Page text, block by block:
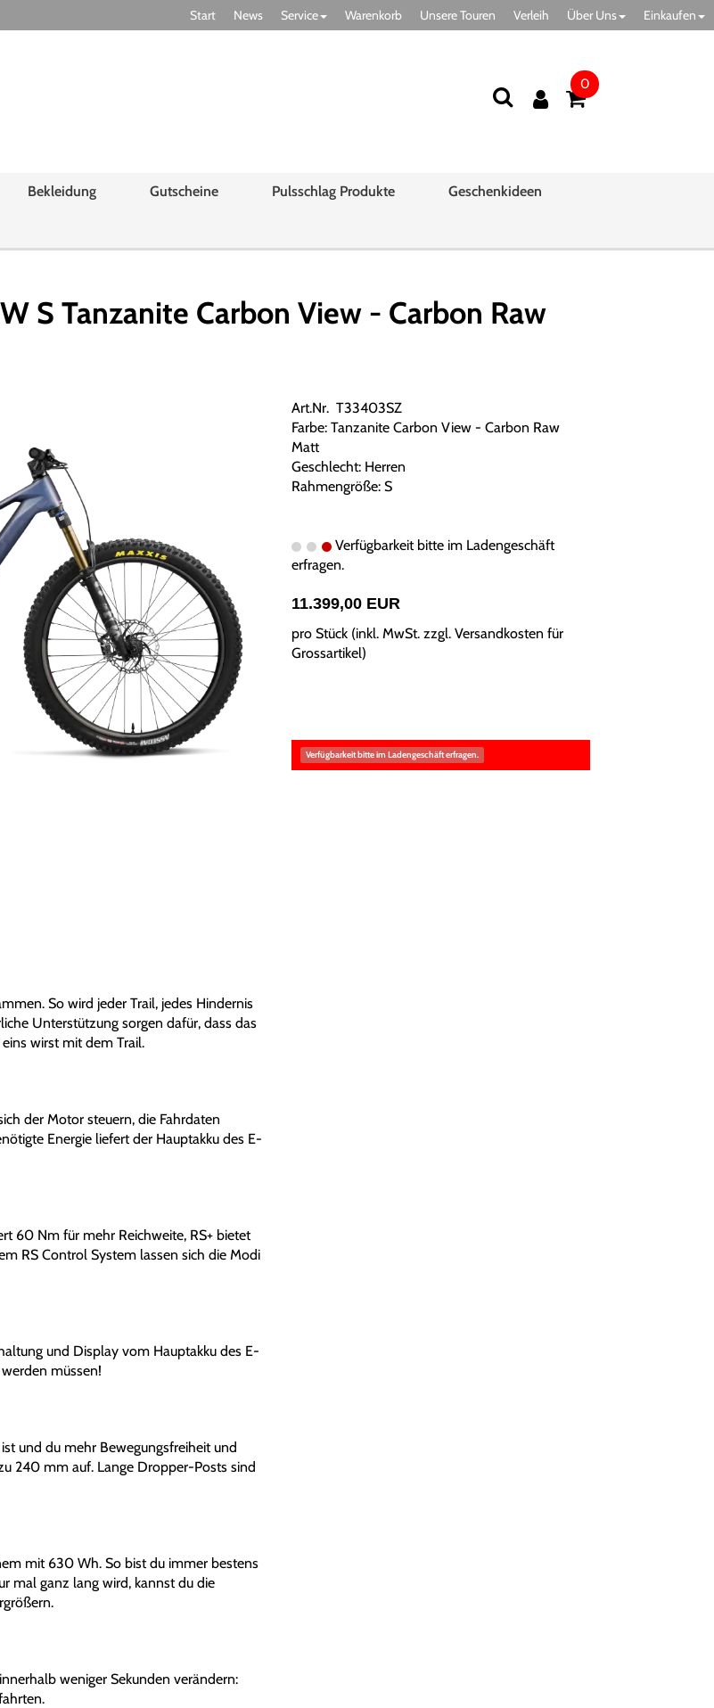
Start News Service Warenkorb Unsere Touren Verleih Über Uns Einkaufen
0
Bekleidung Gutscheine Pulsschlag Produkte Geschenkideen
S Tanzanite Carbon View - Carbon Raw
So wird jeder Trail, jedes Hindernis
Unterstützung sorgen dafür, dass das
wirst mit dem Trail.
der Motor steuern, die Fahrdaten
Energie liefert der Hauptakku des E-
60 Nm für mehr Reichweite, RS+ bietet
RS Control System lassen sich die Modi
und Display vom Hauptakku des E-
müssen!
und du mehr Bewegungsfreiheit und
240 mm auf. Lange Dropper-Posts sind
mit 630 Wh. So bist du immer bestens
mal ganz lang wird, kannst du die
weniger Sekunden verändern:
Art.Nr. T33403SZ
Farbe: Tanzanite Carbon View - Carbon Raw
Matt
Geschlecht: Herren
Rahmengröße: S
Verfügbarkeit bitte im Ladengeschäft
erfragen.
11.399,00 EUR
pro Stück (inkl. MwSt. zzgl. Versandkosten für
Grossartikel)
Verfügbarkeit bitte im Ladengeschäft erfragen.